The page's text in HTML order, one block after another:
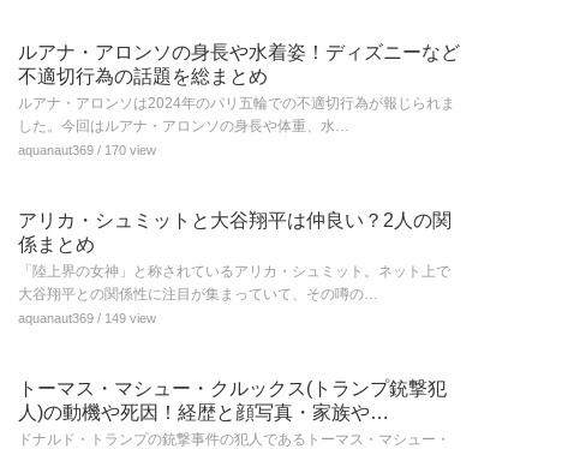
ルアナ・アロンソの身長や水着姿！ディズニーなど
不適切行為の話題を総まとめ
ルアナ・アロンソは2024年のパリ五輪での不適切行為が報じられま
した。今回はルアナ・アロンソの身長や体重、水…
aquanaut369 / 170 view
アリカ・シュミットと大谷翔平は仲良い？2人の関
係まとめ
「陸上界の女神」と称されているアリカ・シュミット。ネット上で
大谷翔平との関係性に注目が集まっていて、その噂の…
aquanaut369 / 149 view
トーマス・マシュー・クルックス(トランプ銃撃犯
人)の動機や死因！経歴と顔写真・家族や…
ドナルド・トランプの銃撃事件の犯人であるトーマス・マシュー・